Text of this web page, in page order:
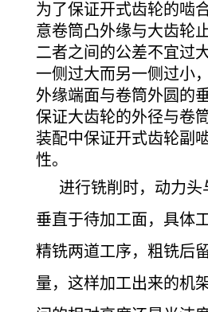
为了保证开式齿轮的啮
意卷筒凸外缘与大齿轮
二者之间的公差不宜过
一侧过大而另一侧过小
外缘端面与卷筒外圆的
保证大齿轮的外径与卷
装配中保证开式齿轮副
性。
进行铣削时，动力
垂直于待加工面，具体
精铣两道工序，粗铣后
量，这样加工出来的机